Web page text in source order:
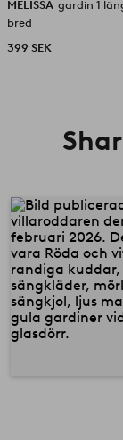
MELISSA gardin 1
bred
399 SEK